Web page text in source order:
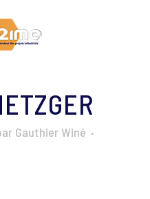
Gauthier Winé